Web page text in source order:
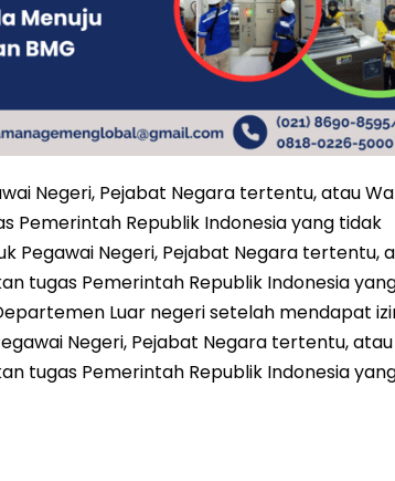
Negeri, Pejabat Negara tertentu, atau
Pemerintah Republik Indonesia yang tidak
Pegawai Negeri, Pejabat Negara tertentu,
tugas Pemerintah Republik Indonesia
Luar negeri setelah mendapat
Negeri, Pejabat Negara tertentu, atau
tugas Pemerintah Republik Indonesia